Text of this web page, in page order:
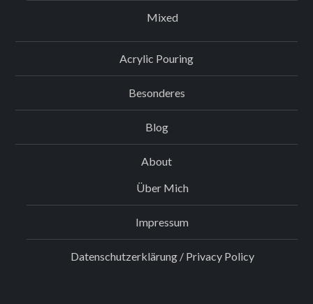
Mixed
Acrylic Pouring
Besonderes
Blog
About
Über Mich
Impressum
Datenschutzerklärung / Privacy Policy